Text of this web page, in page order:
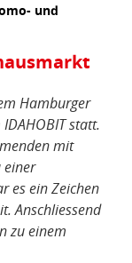
und
Hamburger
statt.
mit
einer
es ein Zeichen
Anschliessend
zu einem